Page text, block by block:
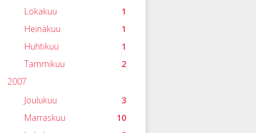
1
Lokakuu
1
Heinäkuu
1
Huhtikuu
2
Tammikuu
2007
3
Joulukuu
10
Marraskuu